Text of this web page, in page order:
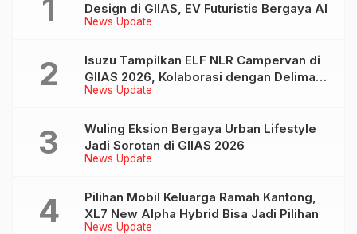
News Update
Design di GIIAS, EV Futuristis Bergaya AI
News Update
Isuzu Tampilkan ELF NLR Campervan di
GIIAS 2026, Kolaborasi dengan Delima
Mandiri dan JAJAGO
News Update
Wuling Eksion Bergaya Urban Lifestyle
Jadi Sorotan di GIIAS 2026
News Update
Pilihan Mobil Keluarga Ramah Kantong,
XL7 New Alpha Hybrid Bisa Jadi Pilihan